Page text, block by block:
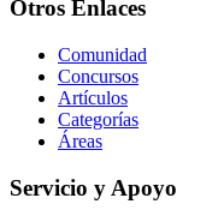
Otros Enlaces
Comunidad
Concursos
Artículos
Categorías
Áreas
Servicio y Apoyo